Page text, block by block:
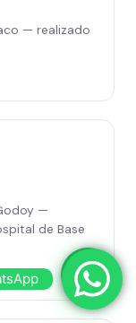
— realizado
—
de Base